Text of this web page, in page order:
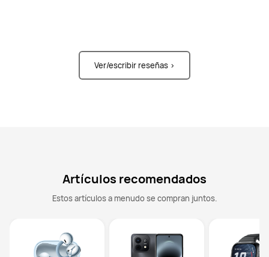
Ver/escribir reseñas >
Artículos recomendados
Estos artículos a menudo se compran juntos.